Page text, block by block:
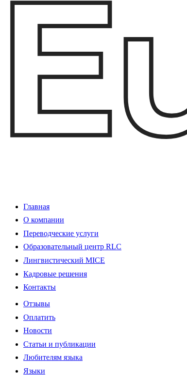
Главная
О компании
Переводческие услуги
Образовательный центр RLC
Лингвистический MICE
Кадровые решения
Контакты
Отзывы
Оплатить
Новости
Статьи и публикации
Любителям языка
Языки